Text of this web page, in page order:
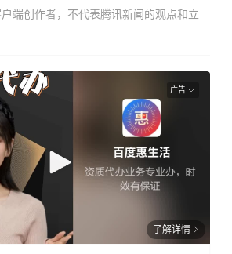
端创作者，不代表腾讯新闻的观点和立
广告
了解详情